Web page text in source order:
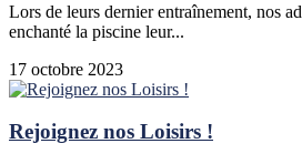
Lors de leurs dernier entraînement, nos
enchanté la piscine leur...
17 octobre 2023
Rejoignez nos Loisirs !